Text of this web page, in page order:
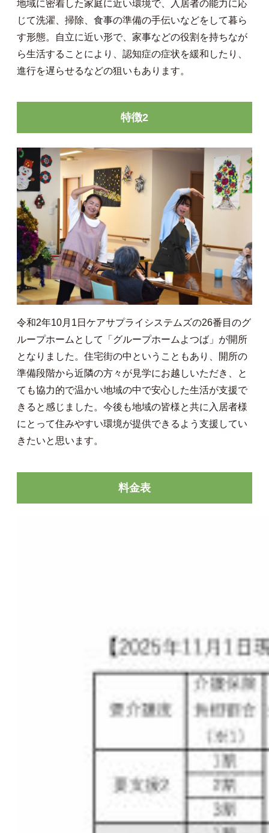
地域に密着した家庭に近い環境で、入居者の能力に応
じて洗濯、掃除、食事の準備の手伝いなどをして暮ら
す形態。自立に近い形で、家事などの役割を持ちなが
ら生活することにより、認知症の症状を緩和したり、
進行を遅らせるなどの狙いもあります。
特徴2
令和2年10月1日ケアサプライシステムズの26番目のグ
ループホームとして「グループホームよつば」が開所
となりました。住宅街の中ということもあり、開所の
準備段階から近隣の方々が見学にお越しいただき、と
ても協力的で温かい地域の中で安心した生活が支援で
きると感じました。今後も地域の皆様と共に入居者様
にとって住みやすい環境が提供できるよう支援してい
きたいと思います。
料金表